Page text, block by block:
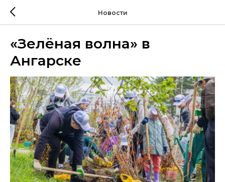
Новости
«Зелёная волна» в
Ангарске